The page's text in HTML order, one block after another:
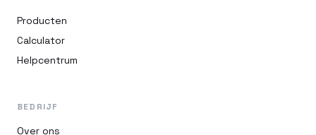
Producten
Calculator
Helpcentrum
BEDRIJF
Over ons